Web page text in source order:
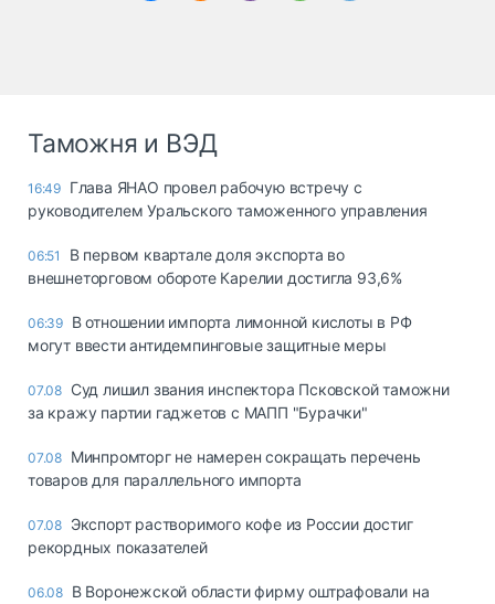
Таможня и ВЭД
16:49 Глава ЯНАО провел рабочую встречу с
руководителем Уральского таможенного управления
06:51
В первом квартале доля экспорта во
внешнеторговом обороте Карелии достигла 93,6%
06:39 В отношении импорта лимонной кислоты в РФ
могут ввести антидемпинговые защитные меры
07.08 Суд лишил звания инспектора Псковской таможни
за кражу партии гаджетов с МАПП "Бурачки"
07.08 Минпромторг не намерен сокращать перечень
товаров для параллельного импорта
07.08 Экспорт растворимого кофе из России достиг
рекордных показателей
06.08 В Воронежской области фирму оштрафовали на